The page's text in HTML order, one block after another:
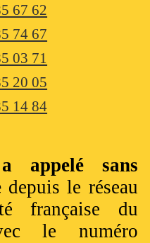
67 62
74 67
03 71
20 05
14 84
a appelé sans
depuis le réseau
française du
le numéro